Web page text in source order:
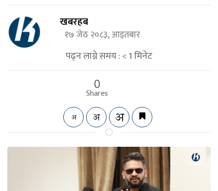
खबरहब
१७ जेठ २०८३, आइतबार
पढ्न लाग्ने समय :< 1मिनेट
0
Shares